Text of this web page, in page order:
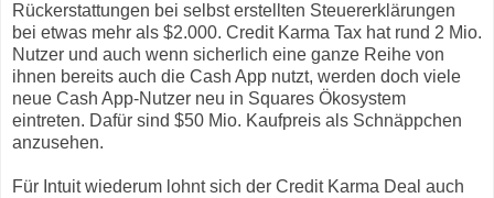
Rückerstattungen bei selbst erstellten Steuererklärungen
bei etwas mehr als $2.000. Credit Karma Tax hat rund 2 Mio.
Nutzer und auch wenn sicherlich eine ganze Reihe von
ihnen bereits auch die Cash App nutzt, werden doch viele
neue Cash App-Nutzer neu in Squares Ökosystem
eintreten. Dafür sind $50 Mio. Kaufpreis als Schnäppchen
anzusehen.
Für Intuit wiederum lohnt sich der Credit Karma Deal auch